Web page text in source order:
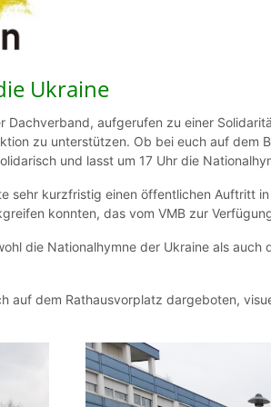
Ukraine
aufgerufen zu einer
zu unterstützen. Ob bei euch auf dem
und lasst um 17 Uhr die
sehr kurzfristig einen öffentlichen Auftritt
konnten, das vom VMB zur
die Nationalhymne der Ukraine als auch
auf dem Rathausvorplatz dargeboten,